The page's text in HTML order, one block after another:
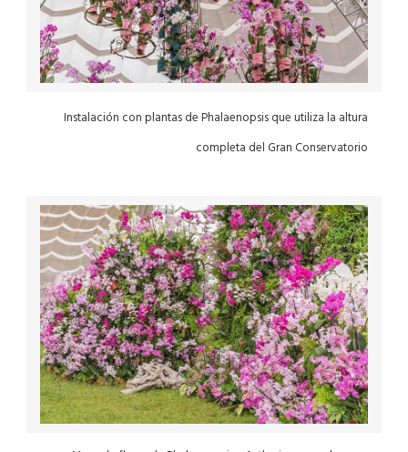
Instalación con plantas de Phalaenopsis que utiliza la altura
completa del Gran Conservatorio